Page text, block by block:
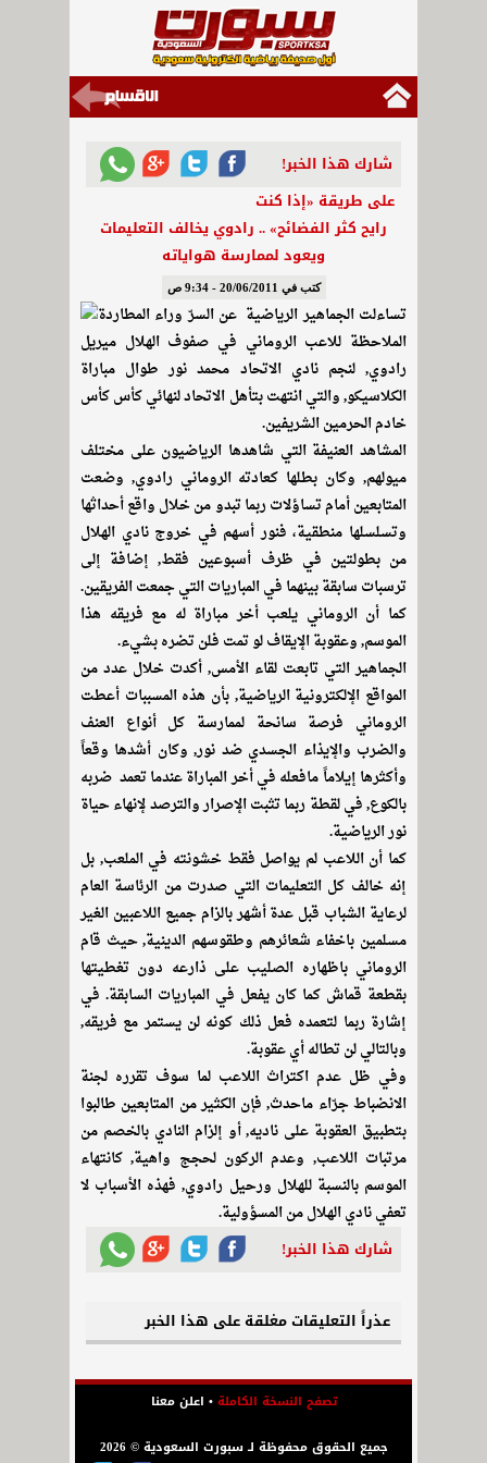
شارك هذا الخبر!
على طريقة «إذا كنت
رايح كثر الفضائح» .. رادوي يخالف التعليمات
ويعود لممارسة هواياته
كتب في 20/06/2011 - 9:34 ص
تساءلت الجماهير الرياضية عن السرّ وراء المطاردة
الملاحظة للاعب الروماني في صفوف الهلال ميريل
رادوي, لنجم نادي الاتحاد محمد نور طوال مباراة
الكلاسيكو, والتي انتهت بتأهل الاتحاد لنهائي كأس كأس
خادم الحرمين الشريفين.
المشاهد العنيفة التي شاهدها الرياضيون على مختلف
ميولهم, وكان بطلها كعادته الروماني رادوي, وضعت
المتابعين أمام تساؤلات ربما تبدو من خلال واقع أحداثها
وتسلسلها منطقية، فنور أسهم في خروج نادي الهلال
من بطولتين في ظرف أسبوعين فقط, إضافة إلى
ترسبات سابقة بينهما في المباريات التي جمعت الفريقين.
كما أن الروماني يلعب أخر مباراة له مع فريقه هذا
الموسم, وعقوبة الإيقاف لو تمت فلن تضره بشيء.
الجماهير التي تابعت لقاء الأمس, أكدت خلال عدد من
المواقع الإلكترونية الرياضية, بأن هذه المسببات أعطت
الروماني فرصة سانحة لممارسة كل أنواع العنف
والضرب والإيذاء الجسدي ضد نور, وكان أشدها وقعاً
وأكثرها إيلاماً مافعله في أخر المباراة عندما تعمد ضربه
بالكوع, في لقطة ربما تثبت الإصرار والترصد لإنهاء حياة
نور الرياضية.
كما أن اللاعب لم يواصل فقط خشونته في الملعب, بل
إنه خالف كل التعليمات التي صدرت من الرئاسة العام
لرعاية الشباب قبل عدة أشهر بالزام جميع اللاعبين الغير
مسلمين باخفاء شعائرهم وطقوسهم الدينية, حيث قام
الروماني باظهاره الصليب على ذارعه دون تغطيتها
بقطعة قماش كما كان يفعل في المباريات السابقة. في
إشارة ربما لتعمده فعل ذلك كونه لن يستمر مع فريقه,
وبالتالي لن تطاله أي عقوبة.
وفي ظل عدم اكتراث اللاعب لما سوف تقرره لجنة
الانضباط جرّاء ماحدث, فإن الكثير من المتابعين طالبوا
بتطبيق العقوبة على ناديه, أو إلزام النادي بالخصم من
مرتبات اللاعب, وعدم الركون لحجج واهية, كانتهاء
الموسم بالنسبة للهلال ورحيل رادوي, فهذه الأسباب لا
تعفي نادي الهلال من المسؤولية.
شارك هذا الخبر!
عذراً التعليقات مغلقة على هذا الخبر
تصفح النسخة الكاملة• اعلن معنا
جميع الحقوق محفوظة لـ سبورت السعودية © 2026